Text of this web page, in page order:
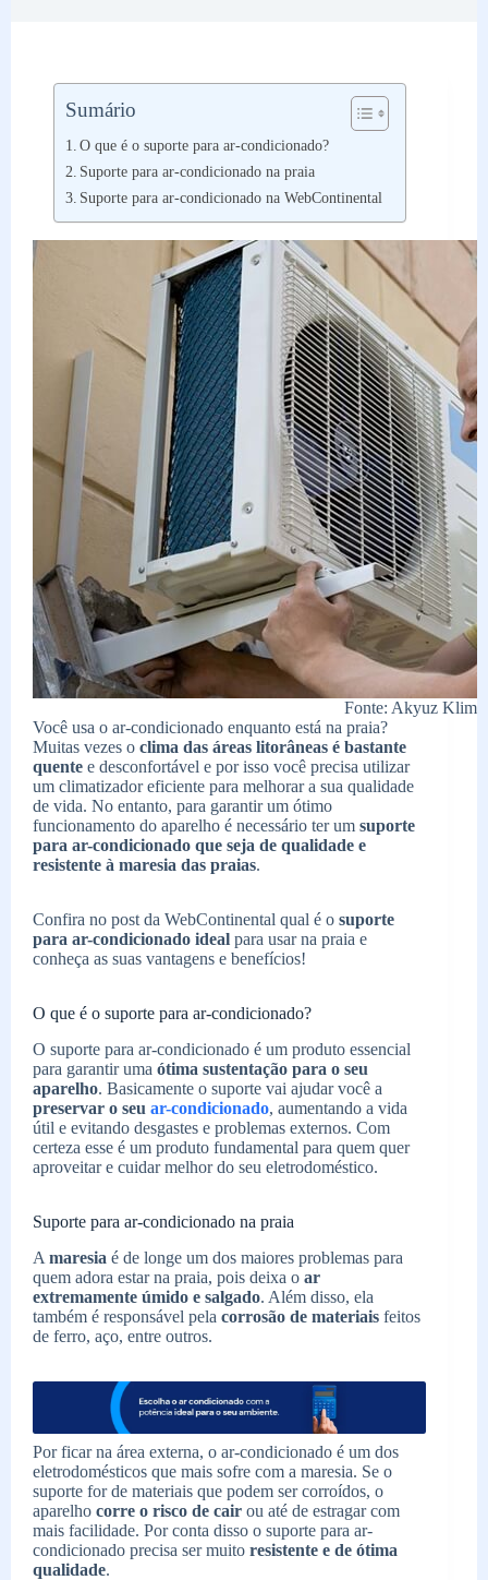
Sumário
O que é o suporte para ar-condicionado?
Suporte para ar-condicionado na praia
Suporte para ar-condicionado na WebContinental
Fonte: Akyuz Klima
Você usa o ar-condicionado enquanto está na praia?
Muitas vezes o clima das áreas litorâneas é bastante
quente e desconfortável e por isso você precisa utilizar
um climatizador eficiente para melhorar a sua qualidade
de vida. No entanto, para garantir um ótimo
funcionamento do aparelho é necessário ter um suporte
para ar-condicionado que seja de qualidade e
resistente à maresia das praias.
Confira no post da WebContinental qual é o suporte
para ar-condicionado ideal para usar na praia e
conheça as suas vantagens e benefícios!
O que é o suporte para ar-condicionado?
O suporte para ar-condicionado é um produto essencial
para garantir uma ótima sustentação para o seu
aparelho. Basicamente o suporte vai ajudar você a
preservar o seu ar-condicionado, aumentando a vida
útil e evitando desgastes e problemas externos. Com
certeza esse é um produto fundamental para quem quer
aproveitar e cuidar melhor do seu eletrodoméstico.
Suporte para ar-condicionado na praia
A maresia é de longe um dos maiores problemas para
quem adora estar na praia, pois deixa o ar
extremamente úmido e salgado. Além disso, ela
também é responsável pela corrosão de materiais feitos
de ferro, aço, entre outros.
Por ficar na área externa, o ar-condicionado é um dos
eletrodomésticos que mais sofre com a maresia. Se o
suporte for de materiais que podem ser corroídos, o
aparelho corre o risco de cair ou até de estragar com
mais facilidade. Por conta disso o suporte para ar-
condicionado precisa ser muito resistente e de ótima
qualidade.